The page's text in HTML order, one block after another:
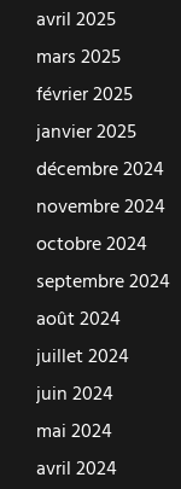
avril 2025
mars 2025
février 2025
janvier 2025
décembre 2024
novembre 2024
octobre 2024
septembre 2024
août 2024
juillet 2024
juin 2024
mai 2024
avril 2024